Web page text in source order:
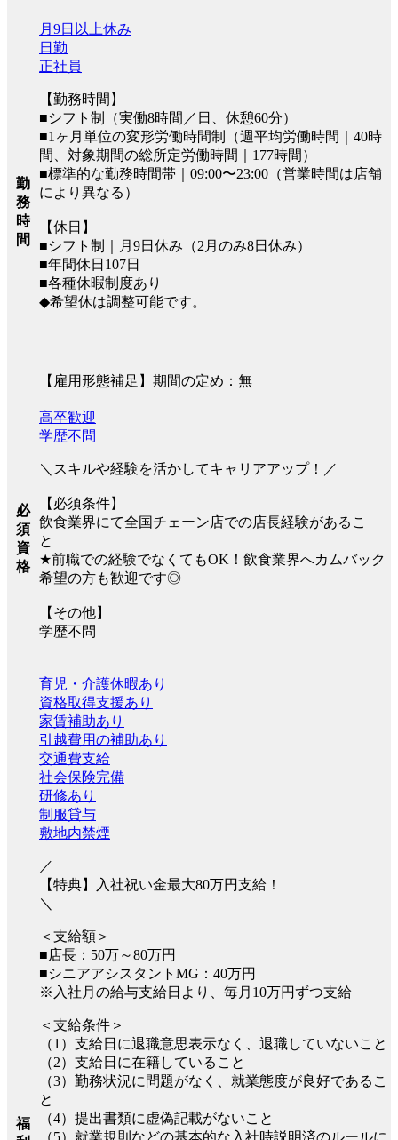
勤
務
時
間
月9日以上休み
日勤
正社員
【勤務時間】
■シフト制（実働8時間／日、休憩60分）
■1ヶ月単位の変形労働時間制（週平均労働時間｜40時
間、対象期間の総所定労働時間｜177時間）
■標準的な勤務時間帯｜09:00〜23:00（営業時間は店舗
により異なる）
【休日】
■シフト制｜月9日休み（2月のみ8日休み）
■年間休日107日
■各種休暇制度あり
◆希望休は調整可能です。
【雇用形態補足】期間の定め：無
必
須
資
格
高卒歓迎
学歴不問
＼スキルや経験を活かしてキャリアアップ！／
【必須条件】
飲食業界にて全国チェーン店での店長経験があるこ
と
★前職での経験でなくてもOK！飲食業界へカムバック
希望の方も歓迎です◎
【その他】
学歴不問
福
育児・介護休暇あり
資格取得支援あり
家賃補助あり
引越費用の補助あり
交通費支給
社会保険完備
研修あり
制服貸与
敷地内禁煙
／
【特典】入社祝い金最大80万円支給！
＼
＜支給額＞
■店長：50万～80万円
■シニアアシスタントMG：40万円
※入社月の給与支給日より、毎月10万円ずつ支給
＜支給条件＞
（1）支給日に退職意思表示なく、退職していないこと
（2）支給日に在籍していること
（3）勤務状況に問題がなく、就業態度が良好であるこ
と
（4）提出書類に虚偽記載がないこと
（5）就業規則などの基本的な入社時説明済のルールに